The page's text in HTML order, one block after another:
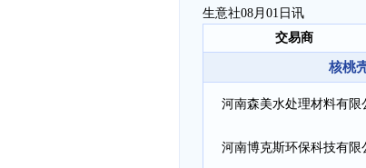
生意社08月01日讯
交易商
核桃
河南森美水处理材料有限
司
河南博克斯环保科技有限